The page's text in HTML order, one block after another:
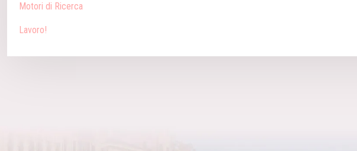
Motori di Ricerca
Lavoro!